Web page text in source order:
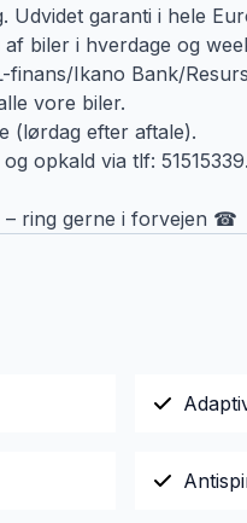
Udvidet garanti i hele
af biler i hverdage og
finans/Ikano Bank/
vore biler.
(lørdag efter aftale).
opkald via tlf: 51515339.
ring gerne i forvejen ☎